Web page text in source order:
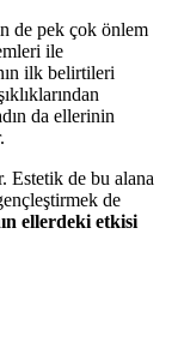
de pek çok önlem
ile
ilk belirtileri
da ellerinin
Estetik de bu alana
de
ellerdeki etkisi